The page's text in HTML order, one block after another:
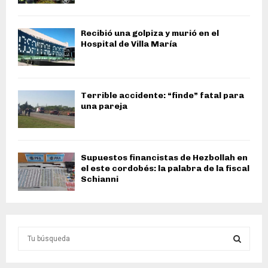
Recibió una golpiza y murió en el
Hospital de Villa María
Terrible accidente: “finde” fatal para
una pareja
Supuestos financistas de Hezbollah en
el este cordobés: la palabra de la fiscal
Schianni